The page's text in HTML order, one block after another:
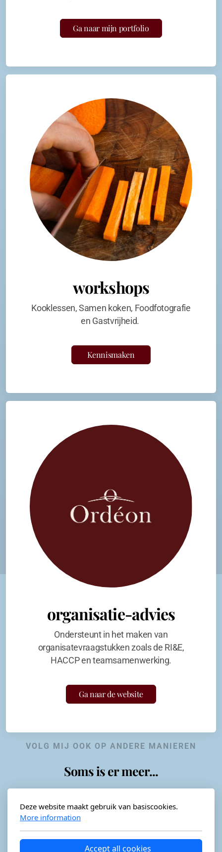
Ga naar mijn portfolio
workshops
Kooklessen, Samen koken, Foodfotografie
en Gastvrijheid.
Kennismaken
organisatie-advies
Ondersteunt in het maken van
organisatevraagstukken zoals de RI&E,
HACCP en teamsamenwerking.
Ga naar de website
VOLG MIJ OOK OP ANDERE MANIEREN
Soms is er meer...
Horeca-advies
Deze website maakt gebruik van basiscookies.
More information
Accept all cookies